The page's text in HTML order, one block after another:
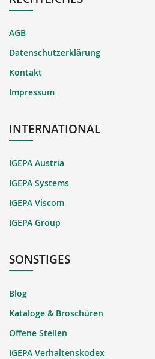
AGB
Datenschutzerklärung
Kontakt
Impressum
INTERNATIONAL
IGEPA Austria
IGEPA Systems
IGEPA Viscom
IGEPA Group
SONSTIGES
Blog
Kataloge & Broschüren
Offene Stellen
IGEPA Verhaltenskodex